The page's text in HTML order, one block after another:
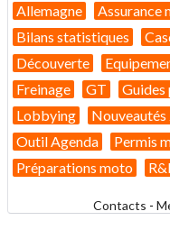
Allemagne Assurance
Bilans statistiques
Découverte
Freinage
GT Guides
Lobbying
Outil Agenda
Permis
Préparations moto
Contacts -